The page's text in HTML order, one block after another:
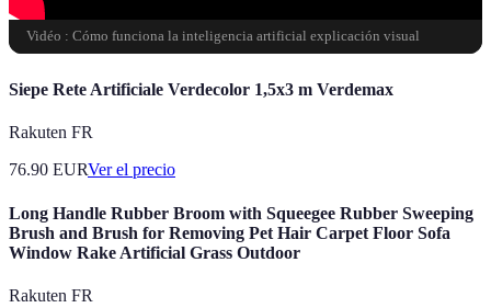
Vidéo : Cómo funciona la inteligencia artificial explicación visual
Siepe Rete Artificiale Verdecolor 1,5x3 m Verdemax
Rakuten FR
76.90 EURVer el precio
Long Handle Rubber Broom with Squeegee Rubber Sweeping
Brush and Brush for Removing Pet Hair Carpet Floor Sofa
Window Rake Artificial Grass Outdoor
Rakuten FR